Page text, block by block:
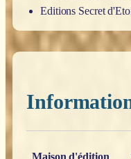
Editions Secret
Maison d'édition